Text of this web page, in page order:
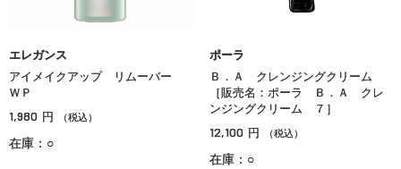
エレガンス
アイメイクアップ リムーバー
ＷＰ
1,980 円 （税込）
在庫：○
ポーラ
Ｂ．Ａ クレンジングクリーム
［販売名：ポーラ Ｂ．Ａ クレ
ンジングクリーム ７］
12,100 円 （税込）
在庫：○